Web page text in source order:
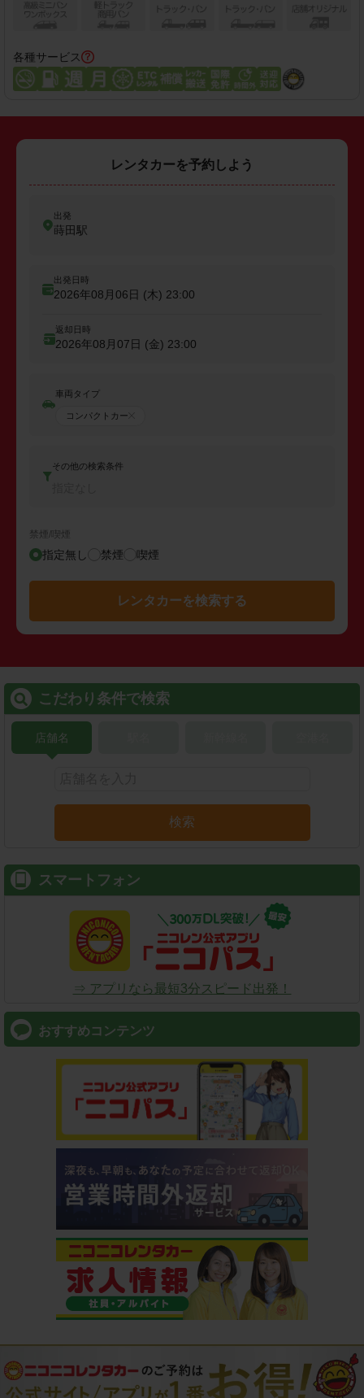
各種サービス
レンタカーを予約しよう
出発
蒔田駅
出発日時
2026年08月06日 (木) 23:00
返却日時
2026年08月07日 (金) 23:00
車両タイプ
コンパクトカー
その他の検索条件
禁煙/喫煙
指定無し 禁煙 喫煙
レンタカーを検索する
こだわり条件で検索
店舗名
検索
スマートフォン
⇒ アプリなら最短3分スピード出発！
おすすめコンテンツ